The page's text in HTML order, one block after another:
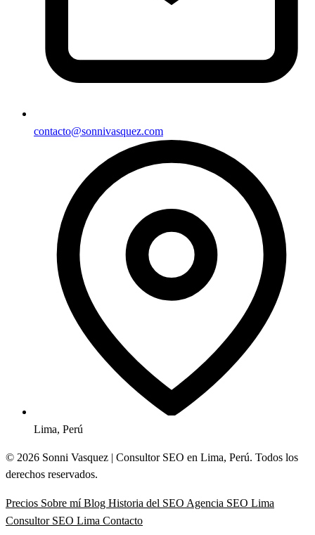
contacto@sonnivasquez.com
Lima, Perú
© 2026 Sonni Vasquez | Consultor SEO en Lima, Perú. Todos los
derechos reservados.
Precios Sobre míBlog Historia del SEO Agencia SEO Lima
Consultor SEO Lima Contacto